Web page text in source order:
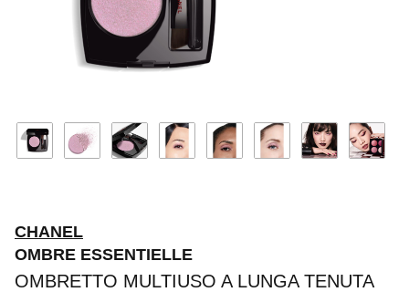
CHANEL
OMBRE ESSENTIELLE
OMBRETTO MULTIUSO A LUNGA TENUTA